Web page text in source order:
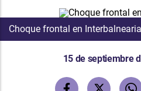
Choque frontal en
15 de septiembre